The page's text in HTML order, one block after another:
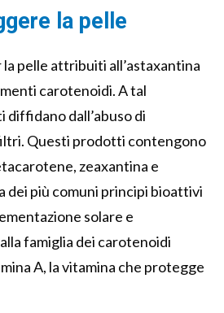
la pelle
pelle attribuiti all’astaxantina
carotenoidi. A tal
dall’abuso di
Questi prodotti contengono
zeaxantina e
dei più comuni principi bioattivi
solare e
famiglia dei carotenoidi
A, la vitamina che protegge